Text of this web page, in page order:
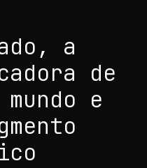
a
de
e